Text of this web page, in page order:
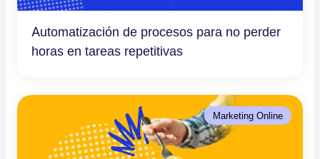
Automatización de procesos para no perder
horas en tareas repetitivas
Marketing Online